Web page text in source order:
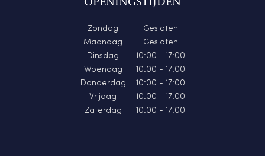
OPENINGSTIJDEN
Zondag
Gesloten
Maandag
Gesloten
Dinsdag
10:00 - 17:00
Woendag
10:00 - 17:00
Donderdag
10:00 - 17:00
Vrijdag
10:00 - 17:00
Zaterdag
10:00 - 17:00